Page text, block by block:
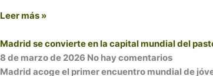
Leer más »
Madrid se convierte en la capital mundial del
8 de marzo de 2026 No hay comentarios
Madrid acoge el primer encuentro mundial de